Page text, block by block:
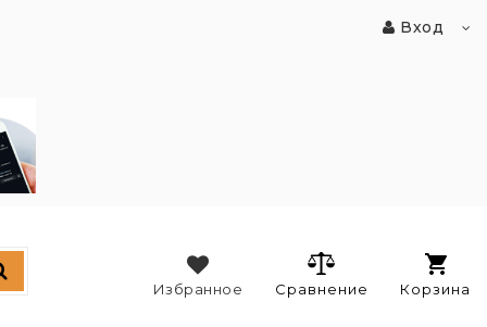
Вход
Корзина
Сравнение
Избранное